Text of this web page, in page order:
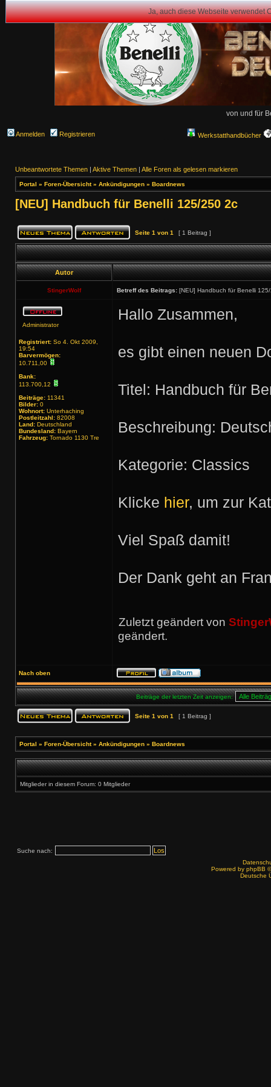
Ja, auch diese Webseite verwendet
von und für
Anmelden Registrieren Werkstatthandbücher
Unbeantwortete Themen | Aktive Themen | Alle Foren als gelesen markieren
Portal » Foren-Übersicht» Ankündigungen » Boardnews
[NEU] Handbuch für Benelli 125/250 2c
Seite 1 von 1 [ 1 Beitrag ]
Autor
StingerWolf Betreff des Beitrags: [NEU] Handbuch für Benelli
Administrator
Registriert: So 4. Okt 2009,
19:54
Barvermögen:
10.711,00
Bank:
113.700,12
Beiträge: 11341
Bilder: 0
Wohnort: Unterhaching
Postleitzahl: 82008
Land: Deutschland
Bundesland: Bayern
Fahrzeug: Tornado 1130 Tre
Hallo Zusammen,
es gibt einen neuen
Titel: Handbuch für
Beschreibung:
Kategorie: Classics
Klicke hier, um zur
Viel Spaß damit!
Der Dank geht an
Zuletzt geändert von
geändert.
Nach oben
Beiträge der letzten Zeit anzeigen:
Seite 1 von 1 [ 1 Beitrag ]
Portal » Foren-Übersicht» Ankündigungen » Boardnews
Mitglieder in diesem Forum: 0 Mitglieder
Suche nach:
Powered by phpBB
Deutsche